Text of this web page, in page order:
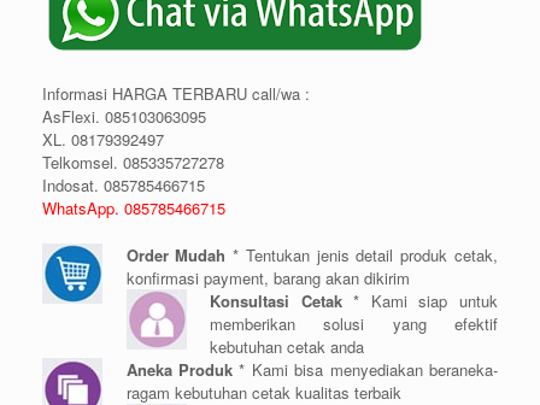
Informasi HARGA TERBARU call/wa :
AsFlexi. 085103063095
XL. 08179392497
Telkomsel. 085335727278
Indosat. 085785466715
WhatsApp. 085785466715
Order Mudah * Tentukan jenis detail produk cetak,
konfirmasi payment, barang akan dikirim
Konsultasi Cetak* Kami siap untuk
memberikan solusi yang efektif
kebutuhan cetak anda
Aneka Produk* Kami bisa menyediakan beraneka-
ragam kebutuhan cetak kualitas terbaik